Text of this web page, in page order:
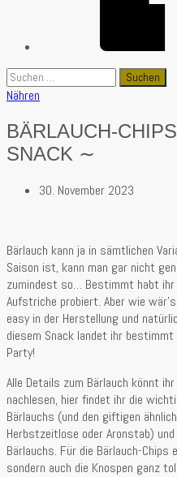
Suchen
nach:
Nähren
BÄRLAUCH-
SNACK ∼
30. November 2023
Bärlauch kann ja in sämtlichen
Saison ist, kann man gar nicht
zumindest so… Bestimmt habt ihr
Aufstriche probiert. Aber wie
easy in der Herstellung und
diesem Snack landet ihr
Party!
Alle Details zum Bärlauch könnt ihr
nachlesen, hier findet ihr die
Bärlauchs (und den giftigen
Herbstzeitlose oder Aronstab)
Bärlauchs. Für die Bärlauch-
sondern auch die Knospen ganz